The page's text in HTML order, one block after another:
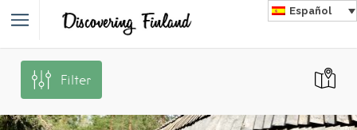
Español
Filter